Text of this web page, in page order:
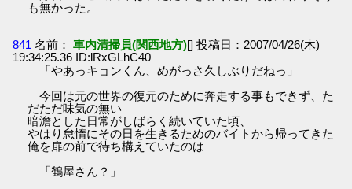
も無かった。
841 名前： 車内清掃員(関西地方)[] 投稿日：2007/04/26(木)
19:34:25.36 ID:lRxGLhC40
「やあっキョンくん、めがっさ久しぶりだねっ」
今回は元の世界の復元のために奔走する事もできず、た
だただ味気の無い
暗澹とした日常がしばらく続いていた頃、
やはり怠惰にその日を生きるためのバイトから帰ってきた
俺を扉の前で待ち構えていたのは
「鶴屋さん？」